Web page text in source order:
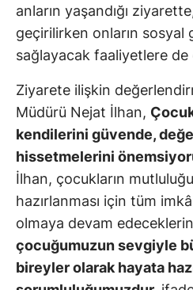
anların yaşandığı
geçirilirken onların sosyal
sağlayacak faaliyetlere de
Ziyarete ilişkin
Müdürü Nejat İlhan,
kendilerini güvende,
hissetmelerini
İlhan, çocukların
hazırlanması için tüm
olmaya devam
çocuğumuzun sevgiyle
bireyler olarak hayata